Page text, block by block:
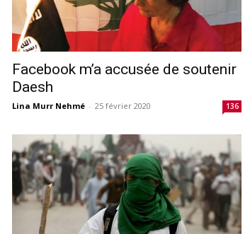
Facebook m’a accusée de soutenir
Daesh
Lina Murr Nehmé - 25 février 2020 136